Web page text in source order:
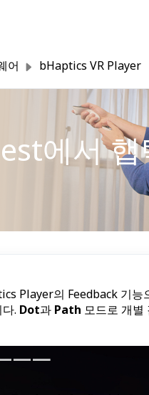
어 bHaptics VR Player
에서
Player의 Feedback 기능
. Dot과 Path 모드로 개별